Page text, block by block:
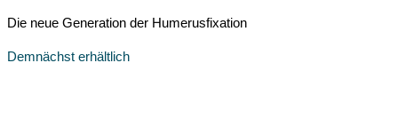
Die neue Generation der Humerusfixation
Demnächst erhältlich